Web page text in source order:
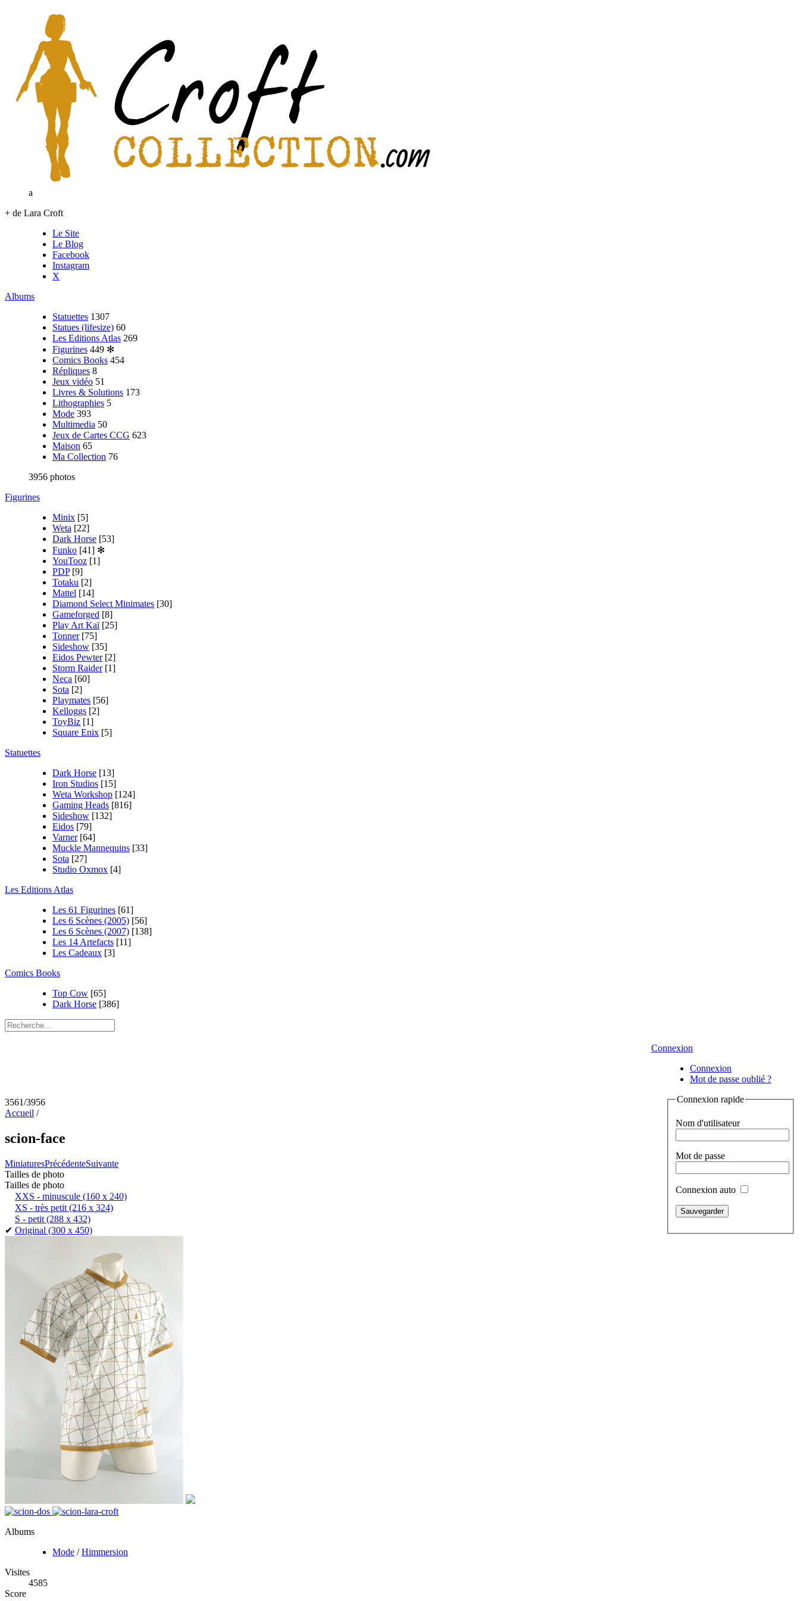
a
+ de Lara Croft
Le Site
Le Blog
Facebook
Instagram
X
Albums
Statuettes 1307
Statues (lifesize) 60
Les Editions Atlas 269
Figurines 449 ✻
Comics Books 454
Répliques 8
Jeux vidéo 51
Livres & Solutions 173
Lithographies 5
Mode 393
Multimedia 50
Jeux de Cartes CCG 623
Maison 65
Ma Collection 76
3956 photos
Figurines
Minix [5]
Weta [22]
Dark Horse [53]
Funko [41] ✻
YouTooz [1]
PDP [9]
Totaku [2]
Mattel [14]
Diamond Select Minimates [30]
Gameforged [8]
Play Art Kaï [25]
Tonner [75]
Sideshow [35]
Eidos Pewter [2]
Storm Raider [1]
Neca [60]
Sota [2]
Playmates [56]
Kelloggs [2]
ToyBiz [1]
Square Enix [5]
Statuettes
Dark Horse [13]
Iron Studios [15]
Weta Workshop [124]
Gaming Heads [816]
Sideshow [132]
Eidos [79]
Varner [64]
Muckle Mannequins [33]
Sota [27]
Studio Oxmox [4]
Les Editions Atlas
Les 61 Figurines [61]
Les 6 Scènes (2005) [56]
Les 6 Scènes (2007) [138]
Les 14 Artefacts [11]
Les Cadeaux [3]
Comics Books
Top Cow [65]
Dark Horse [386]
Connexion
Connexion
Mot de passe oublié ?
Connexion rapide
Nom d'utilisateur
Mot de passe
Connexion auto
3561/3956
Accueil /
scion-face
MiniaturesPrécédenteSuivante
Tailles de photo
Tailles de photo
XXS - minuscule (160 x 240)
XS - très petit (216 x 324)
S - petit (288 x 432)
✔ Original (300 x 450)
Albums
Mode /Himmersion
Visites
4585
Score